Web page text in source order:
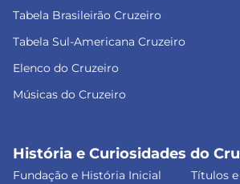
Tabela Brasileirão Cruzeiro
Tabela Sul-Americana Cruzeiro
Elenco do Cruzeiro
Músicas do Cruzeiro
História e Curiosidades do
Fundação e História Inicial
Títulos